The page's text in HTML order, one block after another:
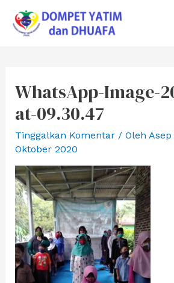
konten
WhatsApp-Image-
at-09.30.47
Tinggalkan Komentar / Oleh
Oktober 2020